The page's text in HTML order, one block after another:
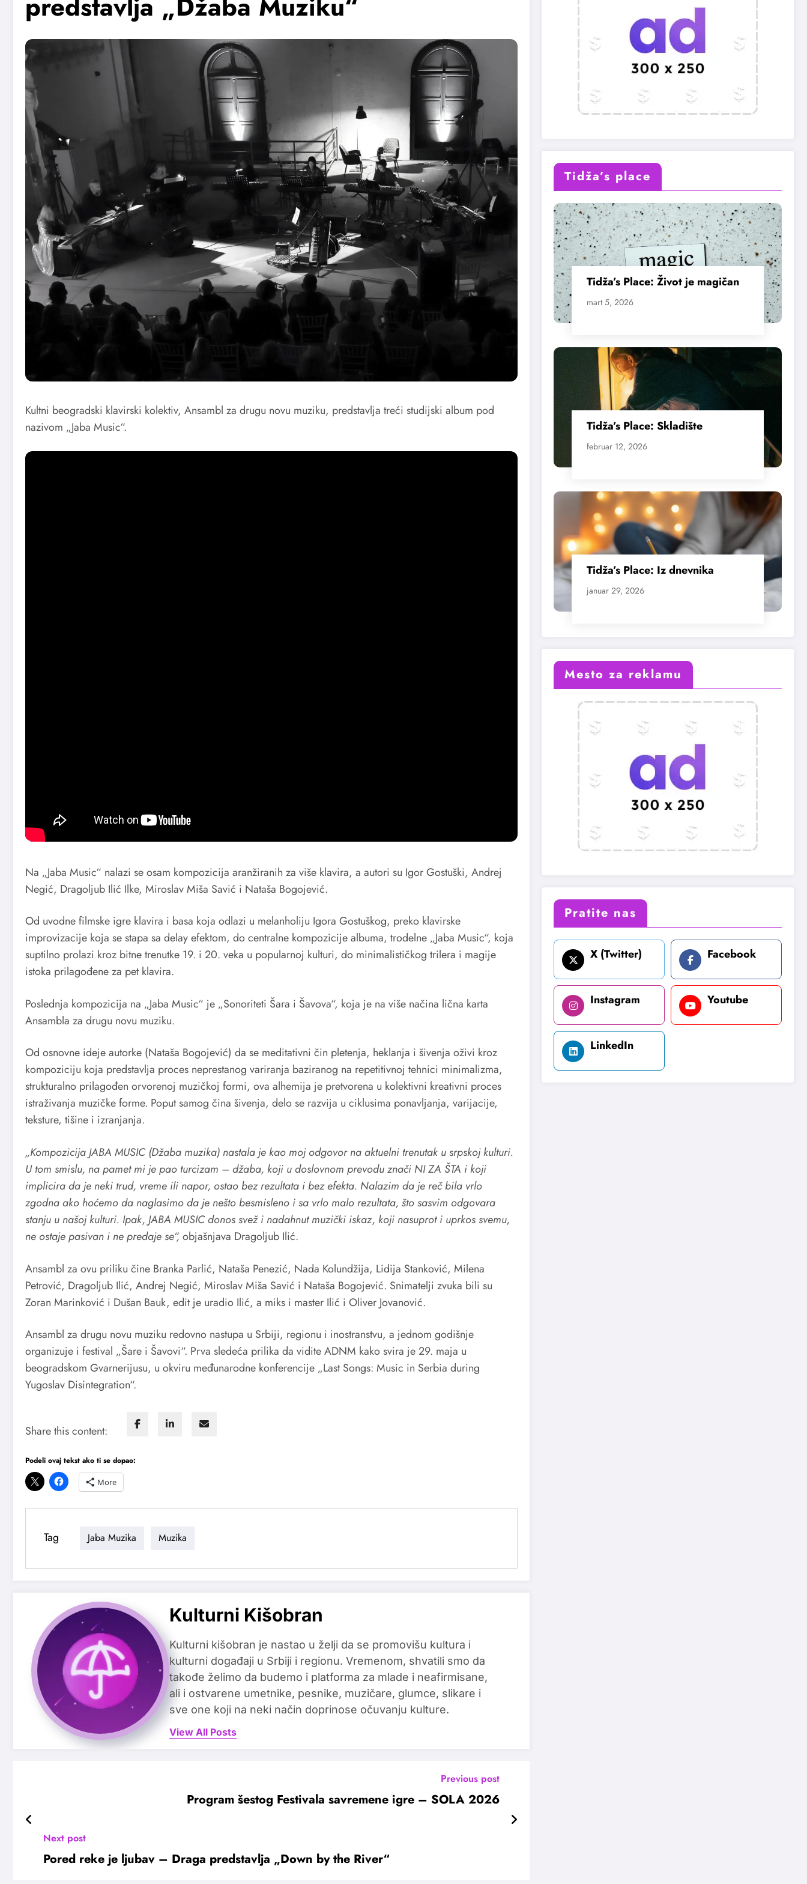
Kultni beogradski klavirski kolektiv, Ansambl za drugu novu muziku, predstavlja treći studijski album pod
nazivom „Jaba Music“.
Na „Jaba Music“ nalazi se osam kompozicija aranžiranih za više klavira, a autori su Igor Gostuški, Andrej
Negić, Dragoljub Ilić Ilke, Miroslav Miša Savić i Nataša Bogojević.
Od uvodne filmske igre klavira i basa koja odlazi u melanholiju Igora Gostuškog, preko klavirske
improvizacije koja se stapa sa delay efektom, do centralne kompozicije albuma, trodelne „Jaba Music“, koja
suptilno prolazi kroz bitne trenutke 19. i 20. veka u popularnoj kulturi, do minimalističkog trilera i magije
istoka prilagođene za pet klavira.
Poslednja kompozicija na „Jaba Music“ je „Sonoriteti Šara i Šavova“, koja je na više načina lična karta
Ansambla za drugu novu muziku.
Od osnovne ideje autorke (Nataša Bogojević) da se meditativni čin pletenja, heklanja i šivenja oživi kroz
kompoziciju koja predstavlja proces neprestanog variranja baziranog na repetitivnoj tehnici minimalizma,
strukturalno prilagođen orvorenoj muzičkoj formi, ova alhemija je pretvorena u kolektivni kreativni proces
istraživanja muzičke forme. Poput samog čina šivenja, delo se razvija u ciklusima ponavljanja, varijacije,
teksture, tišine i izranjanja.
„Kompozicija JABA MUSIC (Džaba muzika) nastala je kao moj odgovor na aktuelni trenutak u srpskoj kulturi.
U tom smislu, na pamet mi je pao turcizam – džaba, koji u doslovnom prevodu znači NI ZA ŠTA i koji
implicira da je neki trud, vreme ili napor, ostao bez rezultata i bez efekta. Nalazim da je reč bila vrlo
zgodna ako hoćemo da naglasimo da je nešto besmisleno i sa vrlo malo rezultata, što sasvim odgovara
stanju u našoj kulturi. Ipak, JABA MUSIC donos svež i nadahnut muzički iskaz, koji nasuprot i uprkos svemu,
ne ostaje pasivan i ne predaje se“, objašnjava Dragoljub Ilić.
Ansambl za ovu priliku čine Branka Parlić, Nataša Penezić, Nada Kolundžija, Lidija Stanković, Milena
Petrović, Dragoljub Ilić, Andrej Negić, Miroslav Miša Savić i Nataša Bogojević. Snimatelji zvuka bili su
Zoran Marinković i Dušan Bauk, edit je uradio Ilić, a miks i master Ilić i Oliver Jovanović.
Ansambl za drugu novu muziku redovno nastupa u Srbiji, regionu i inostranstvu, a jednom godišnje
organizuje i festival „Šare i Šavovi“. Prva sledeća prilika da vidite ADNM kako svira je 29. maja u
beogradskom Gvarnerijusu, u okviru međunarodne konferencije „Last Songs: Music in Serbia during
Yugoslav Disintegration“.
Share this content:
Podeli ovaj tekst ako ti se dopao:
More
Tag Jaba Muzika Muzika
Kulturni Kišobran
Kulturni kišobran je nastao u želji da se promovišu kultura i
kulturni događaji u Srbiji i regionu. Vremenom, shvatili smo da
takođe želimo da budemo i platforma za mlade i neafirmisane,
ali i ostvarene umetnike, pesnike, muzičare, glumce, slikare i
sve one koji na neki način doprinose očuvanju kulture.
View All Posts
Previous post
Program šestog Festivala savremene igre – SOLA 2026
Next post
Pored reke je ljubav – Draga predstavlja „Down by the River“
Tidža’s place
Tidža’s Place: Život je magičan
mart 5, 2026
Tidža’s Place: Skladište
februar 12, 2026
Tidža’s Place: Iz dnevnika
januar 29, 2026
Mesto za reklamu
Pratite nas
X (Twitter) Facebook
Instagram Youtube
LinkedIn